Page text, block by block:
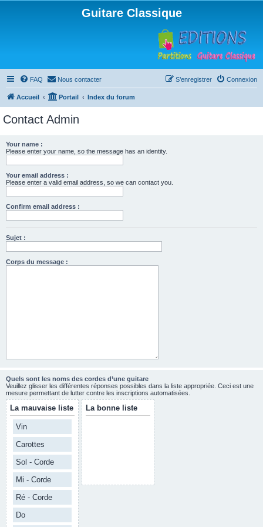
Guitare Classique
FAQ Nous contacter Connexion
S’enregistrer
Accueil Portail Index du forum
Contact Admin
Your name :
Please enter your name, so the message has an identity.
Your email address :
Please enter a valid email address, so we can contact you.
Confirm email address :
Sujet :
Corps du message :
Quels sont les noms des cordes d’une guitare
Veuillez glisser les différentes réponses possibles dans la liste appropriée. Ceci est une
mesure permettant de lutter contre les inscriptions automatisées.
La mauvaise liste
Vin
Carottes
Sol - Corde
Mi - Corde
Ré - Corde
Do
La bonne liste